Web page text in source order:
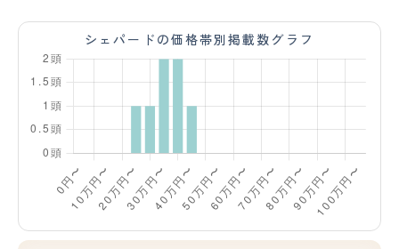
シェパードの価格帯別掲載数グラフ